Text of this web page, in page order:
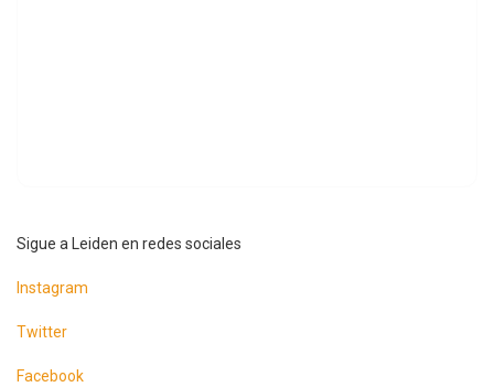
Sigue a Leiden en redes sociales
Instagram
Twitter
Facebook